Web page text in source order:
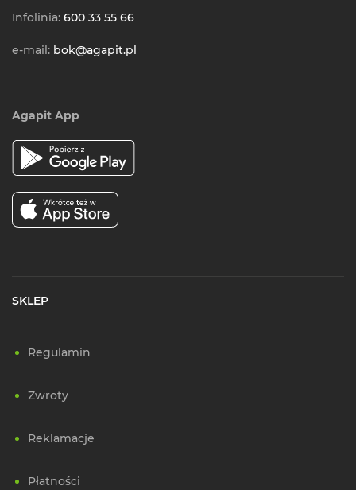
Infolinia: 600 33 55 66
e-mail: bok@agapit.pl
Agapit App
SKLEP
Regulamin
Zwroty
Reklamacje
Płatności